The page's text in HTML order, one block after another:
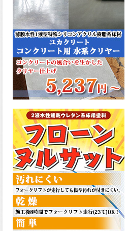
応塗膜は、強靭で耐衝撃性、
耐擦り傷性、耐摩耗性に優れ
た機能を発揮、フローンフル
トップが新しく販売開始致し
ました。ご購入はこちらか
ら。
2026.06.29
コストを重視しした材料で、
優れた性能と高品質で高度な
防水機能を発揮、フローン12
た。ご購入はこちらから。
2026.06.29
数多くの施工実績を持つ信頼
性の高い塗材 優れた性能と高
品質で高度な防水機能を発
揮、フローン11が新しく販売
開始致しました。ご購入はこ
ちらから。
2026.05.26
コンクリート特有の質感やム
ラ感と溶け合うように広がる